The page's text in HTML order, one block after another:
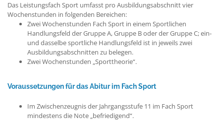
Das Leistungsfach Sport umfasst pro Ausbildungsabschnitt vier
Wochenstunden in folgenden Bereichen:
Zwei Wochenstunden Fach Sport in einem Sportlichen
Handlungsfeld der Gruppe A, Gruppe B oder der Gruppe C; ein-
und dasselbe sportliche Handlungsfeld ist in jeweils zwei
Ausbildungsabschnitten zu belegen.
Zwei Wochenstunden „Sporttheorie“.
Voraussetzungen für das Abitur im Fach Sport
Im Zwischenzeugnis der Jahrgangsstufe 11 im Fach Sport
mindestens die Note „befriedigend“.